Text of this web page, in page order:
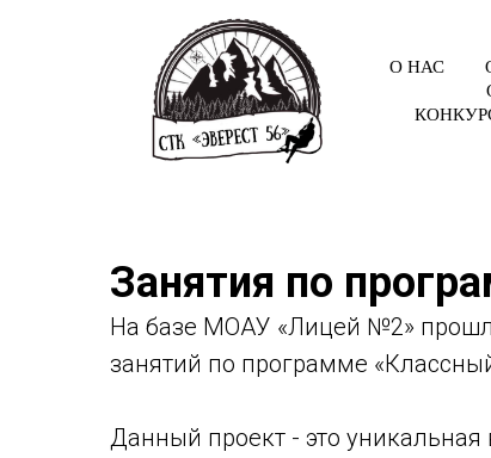
О НАС
Занятия по
На базе МОАУ «Лицей №2»
занятий по программе
Данный проект - это уникальная